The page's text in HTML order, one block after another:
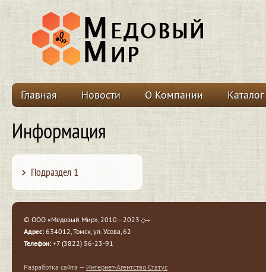
Главная Новости О Компании Каталог
Информация
Подраздел 1
© ООО «Медовый Мир», 2010—2023
Адрес: 634012, Томск, ул. Усова, 62
Телефон: +7 (3822) 56-23-91
Разработка сайта — Интернет-Агентство Статус